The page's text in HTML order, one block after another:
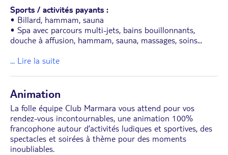
Sports / activités payants :
• Billard, hammam, sauna
• Spa avec parcours multi-jets, bains bouillonnants,
douche à affusion, hammam, sauna, massages, soins...
... Lire la suite
Animation
La folle équipe Club Marmara vous attend pour vos
rendez-vous incontournables, une animation 100%
francophone autour d’activités ludiques et sportives, des
spectacles et soirées à thème pour des moments
inoubliables.